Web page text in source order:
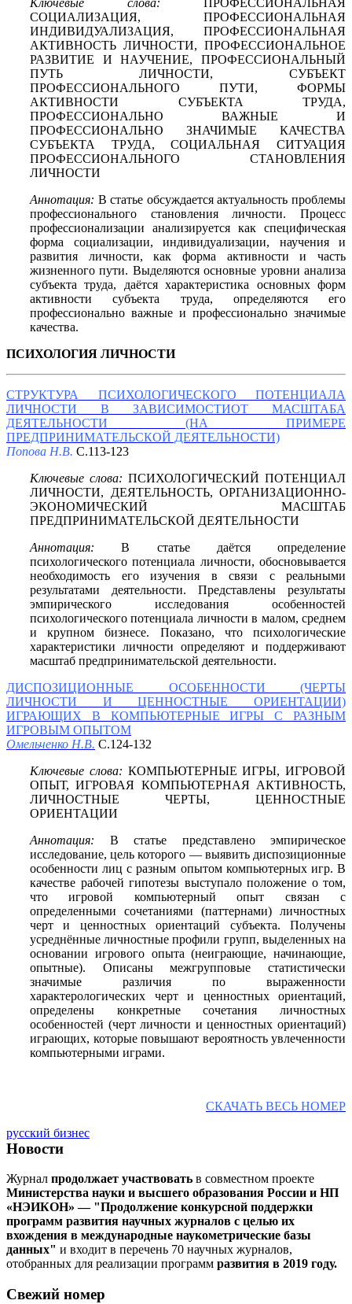
СОЦИАЛИЗАЦИЯ, ПРОФЕССИОНАЛЬНАЯ
ИНДИВИДУАЛИЗАЦИЯ, ПРОФЕССИОНАЛЬНАЯ
АКТИВНОСТЬ ЛИЧНОСТИ, ПРОФЕССИОНАЛЬНОЕ
РАЗВИТИЕ И НАУЧЕНИЕ, ПРОФЕССИОНАЛЬНЫЙ
ПУТЬ ЛИЧНОСТИ, СУБЪЕКТ
ПРОФЕССИОНАЛЬНОГО ПУТИ, ФОРМЫ
АКТИВНОСТИ СУБЪЕКТА ТРУДА,
ПРОФЕССИОНАЛЬНО ВАЖНЫЕ И
ПРОФЕССИОНАЛЬНО ЗНАЧИМЫЕ КАЧЕСТВА
СУБЪЕКТА ТРУДА, СОЦИАЛЬНАЯ СИТУАЦИЯ
ПРОФЕССИОНАЛЬНОГО СТАНОВЛЕНИЯ
ЛИЧНОСТИ
Аннотация: В статье обсуждается актуальность проблемы
профессионального становления личности. Процесс
профессионализации анализируется как специфическая
форма социализации, индивидуализации, научения и
развития личности, как форма активности и часть
жизненного пути. Выделяются основные уровни анализа
субъекта труда, даётся характеристика основных форм
активности субъекта труда, определяются его
профессионально важные и профессионально значимые
качества.
ПСИХОЛОГИЯ ЛИЧНОСТИ
СТРУКТУРА ПСИХОЛОГИЧЕСКОГО ПОТЕНЦИАЛА
ЛИЧНОСТИ В ЗАВИСИМОСТИОТ МАСШТАБА
ДЕЯТЕЛЬНОСТИ (НА ПРИМЕРЕ
ПРЕДПРИНИМАТЕЛЬСКОЙ ДЕЯТЕЛЬНОСТИ)
Попова Н.В. С.113-123
Ключевые слова: ПСИХОЛОГИЧЕСКИЙ ПОТЕНЦИАЛ
ЛИЧНОСТИ, ДЕЯТЕЛЬНОСТЬ, ОРГАНИЗАЦИОННО-
ЭКОНОМИЧЕСКИЙ МАСШТАБ
ПРЕДПРИНИМАТЕЛЬСКОЙ ДЕЯТЕЛЬНОСТИ
Аннотация: В статье даётся определение
психологического потенциала личности, обосновывается
необходимость его изучения в связи с реальными
результатами деятельности. Представлены результаты
эмпирического исследования особенностей
психологического потенциала личности в малом, среднем
и крупном бизнесе. Показано, что психологические
характеристики личности определяют и поддерживают
масштаб предпринимательской деятельности.
ДИСПОЗИЦИОННЫЕ ОСОБЕННОСТИ (ЧЕРТЫ
ЛИЧНОСТИ И ЦЕННОСТНЫЕ ОРИЕНТАЦИИ)
ИГРАЮЩИХ В КОМПЬЮТЕРНЫЕ ИГРЫ С РАЗНЫМ
ИГРОВЫМ ОПЫТОМ
Омельченко Н.В. С.124-132
Ключевые слова: КОМПЬЮТЕРНЫЕ ИГРЫ, ИГРОВОЙ
ОПЫТ, ИГРОВАЯ КОМПЬЮТЕРНАЯ АКТИВНОСТЬ,
ЛИЧНОСТНЫЕ ЧЕРТЫ, ЦЕННОСТНЫЕ
ОРИЕНТАЦИИ
Аннотация: В статье представлено эмпирическое
исследование, цель которого — выявить диспозиционные
особенности лиц с разным опытом компьютерных игр. В
качестве рабочей гипотезы выступало положение о том,
что игровой компьютерный опыт связан с
определенными сочетаниями (паттернами) личностных
черт и ценностных ориентаций субъекта. Получены
усреднённые личностные профили групп, выделенных на
основании игрового опыта (неиграющие, начинающие,
опытные). Описаны межгрупповые статистически
значимые различия по выраженности
характерологических черт и ценностных ориентаций,
определены конкретные сочетания личностных
особенностей (черт личности и ценностных ориентаций)
играющих, которые повышают вероятность увлеченности
компьютерными играми.
СКАЧАТЬ ВЕСЬ НОМЕР
русский бизнес
Новости
Журнал продолжает участвовать в совместном проекте
Министерства науки и высшего образования России и НП
«НЭИКОН» — "Продолжение конкурсной поддержки
программ развития научных журналов с целью их
вхождения в международные наукометрические базы
данных" и входит в перечень 70 научных журналов,
отобранных для реализации программ развития в 2019 году.
Свежий номер